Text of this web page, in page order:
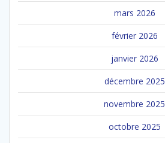
mars 2026
février 2026
janvier 2026
décembre 2025
novembre 2025
octobre 2025